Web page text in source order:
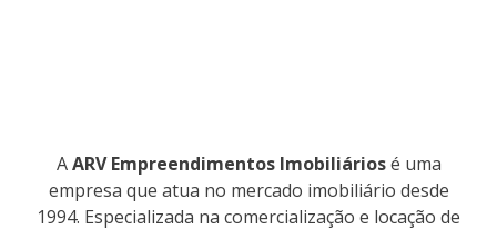
AARV Empreendimentos Imobiliáriosé uma
empresa que atua no mercado imobiliário desde
1994. Especializada na comercialização e locação de